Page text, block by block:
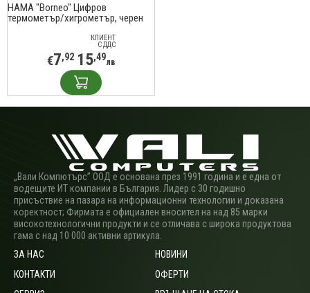
HAMA "Borneo" Цифров
термометър/хигрометър, черен
КЛИЕНТ
С ДДС
€7,92 15,49лв
„Вали Компютърс” ООД е основана през 1991 година и е една от
водещите ИТ компании в България. Лидер с 30 годишно
присъствие на пазара на информационни технологии и доказана
коректност; Фирмата е официален вносител на над 85 марки
високотехнологични продукти и се отличава с широка продуктова
гама с над 10 000 активни артикула.
ЗА НАС
КОНТАКТИ
НОВИНИ
ОФЕРТИ